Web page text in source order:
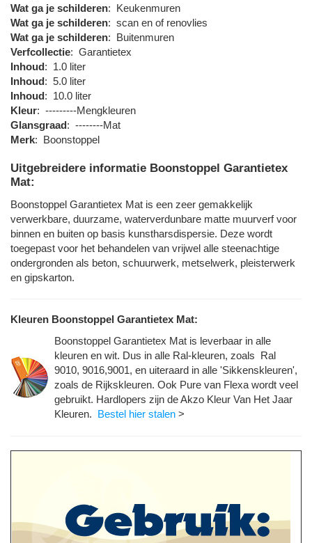
Wat ga je schilderen: Keukenmuren
Wat ga je schilderen: scan en of renovlies
Wat ga je schilderen: Buitenmuren
Verfcollectie: Garantietex
Inhoud: 1.0 liter
Inhoud: 5.0 liter
Inhoud: 10.0 liter
Kleur: ---------Mengkleuren
Glansgraad: --------Mat
Merk: Boonstoppel
Uitgebreidere informatie Boonstoppel Garantietex
Mat:
Boonstoppel Garantietex Mat is een zeer gemakkelijk
verwerkbare, duurzame, waterverdunbare matte muurverf voor
binnen en buiten op basis kunstharsdispersie. Deze wordt
toegepast voor het behandelen van vrijwel alle steenachtige
ondergronden als beton, schuurwerk, metselwerk, pleisterwerk
en gipskarton.
Kleuren Boonstoppel Garantietex Mat:
Boonstoppel Garantietex Mat is leverbaar in alle
kleuren en wit. Dus in alle Ral-kleuren, zoals Ral
9010, 9016,9001, en uiteraard in alle 'Sikkenskleuren',
zoals de Rijkskleuren. Ook Pure van Flexa wordt veel
gebruikt. Hardlopers zijn de Akzo Kleur Van Het Jaar
Kleuren. Bestel hier stalen >